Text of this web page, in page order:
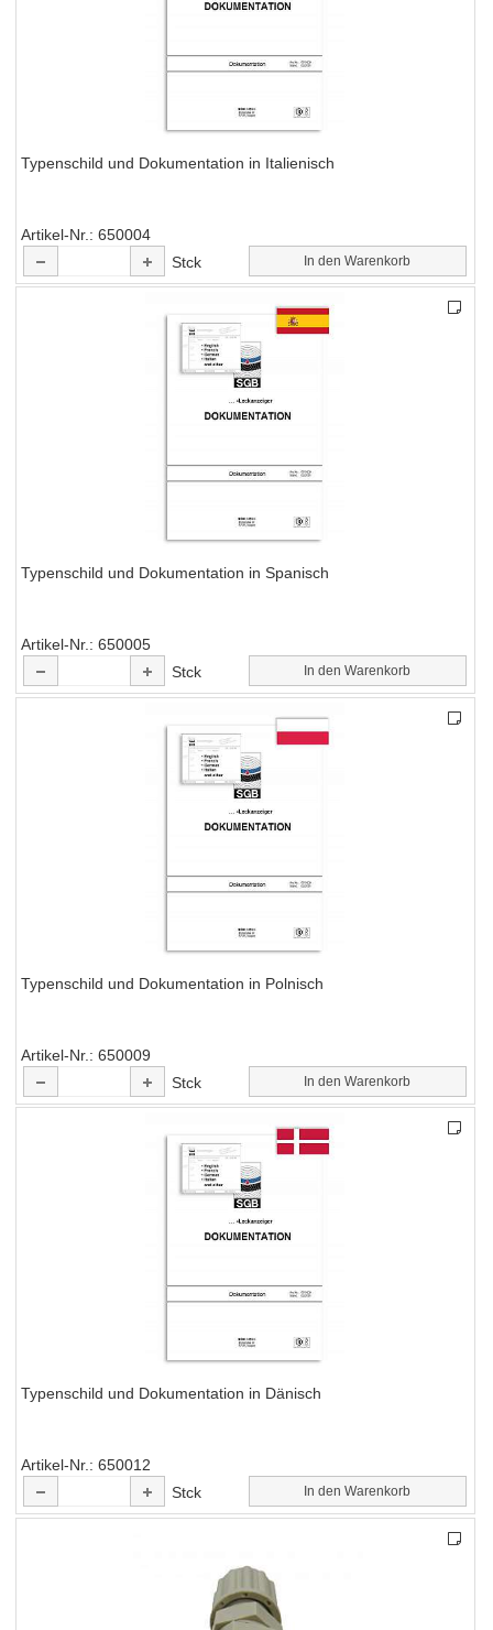
Typenschild und Dokumentation in Italienisch
Artikel-Nr.
650004
Stck
In den Warenkorb
Typenschild und Dokumentation in Spanisch
Artikel-Nr.
650005
Stck
In den Warenkorb
Typenschild und Dokumentation in Polnisch
Artikel-Nr.
650009
Stck
In den Warenkorb
Typenschild und Dokumentation in Dänisch
Artikel-Nr.
650012
Stck
In den Warenkorb